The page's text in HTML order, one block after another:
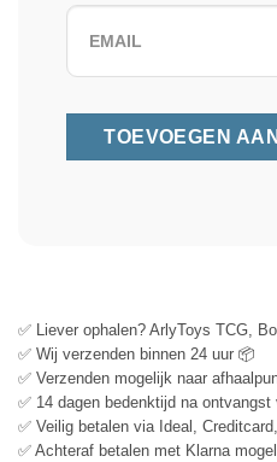
✅ Liever ophalen? ArlyToys TCG,
✅ Wij verzenden binnen 24 uur 📦
✅ Verzenden mogelijk naar
✅ 14 dagen bedenktijd na
✅ Veilig betalen via Ideal,
✅ Achteraf betalen met Klarna